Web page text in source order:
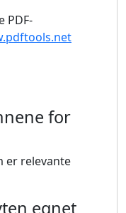
PDF-
for
er relevante
egnet